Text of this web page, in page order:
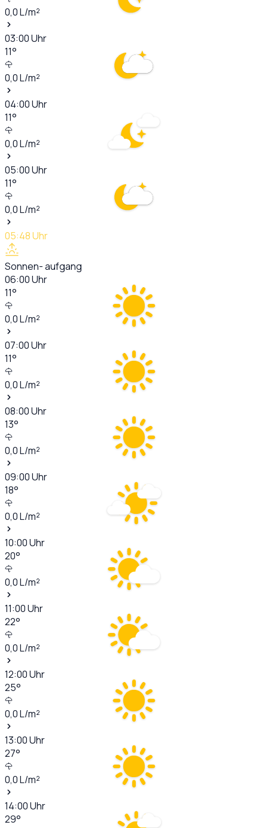
0,0L/m²
03:00Uhr
11°
0,0L/m²
04:00Uhr
11°
0,0L/m²
05:00Uhr
11°
0,0L/m²
05:48Uhr
Sonnen- aufgang
06:00Uhr
11°
0,0L/m²
07:00Uhr
11°
0,0L/m²
08:00Uhr
13°
0,0L/m²
09:00Uhr
18°
0,0L/m²
10:00Uhr
20°
0,0L/m²
11:00Uhr
22°
0,0L/m²
12:00Uhr
25°
0,0L/m²
13:00Uhr
27°
0,0L/m²
14:00Uhr
29°